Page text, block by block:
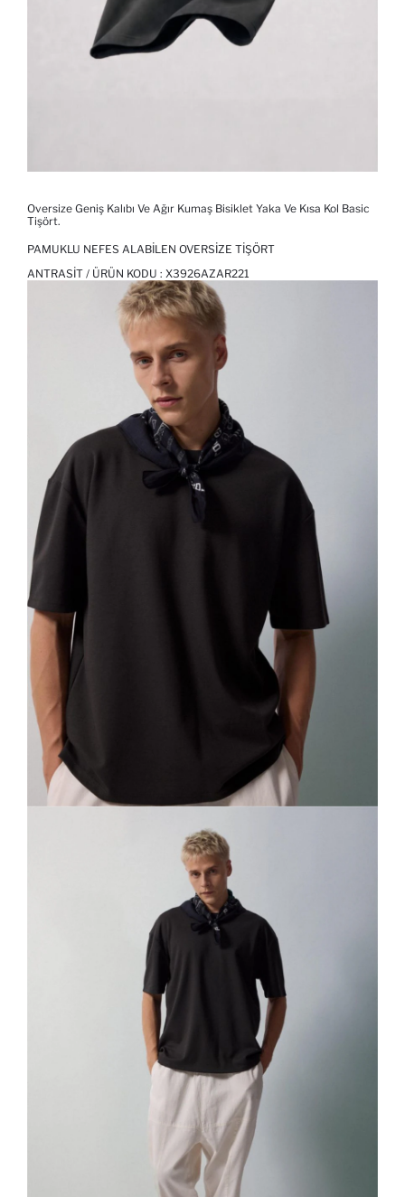
Oversize Geniş Kalıbı Ve Ağır Kumaş Bisiklet Yaka Ve Kısa Kol Basic
Tişört.
PAMUKLU NEFES ALABILEN OVERSIZE TIŞÖRT
ANTRASIT / ÜRÜN KODU : X3926AZAR221